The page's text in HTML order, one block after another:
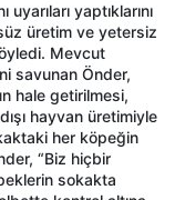
yaptıklarını
üretim ve yetersiz
Mevcut
savunan Önder,
hale getirilmesi,
dışı hayvan üretimiyle
her köpeğin
“Biz hiçbir
sokakta